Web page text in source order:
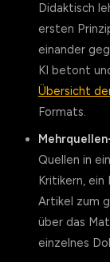
Didaktisch
ersten
einander
KI betont
Übersicht
Formats.
Quellen in
Kritikern,
Artikel zum
über das
einzelnes